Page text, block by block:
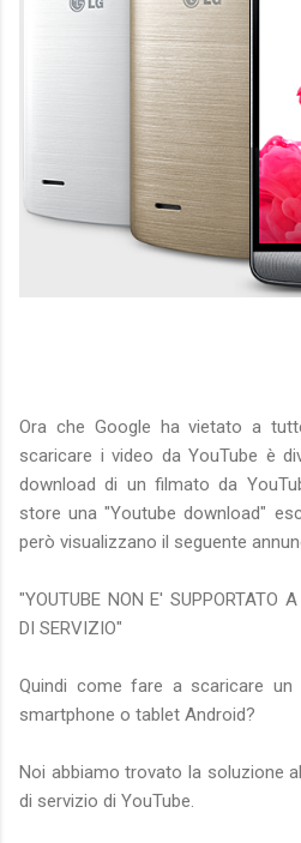
Ora che Google ha vietato a
scaricare i video da YouTube è
download di un filmato da
store una "Youtube download"
però visualizzano il seguente
"YOUTUBE NON E' SUPPORTATO
DI SERVIZIO"
Quindi come fare a scaricare un
smartphone o tablet Android?
Noi abbiamo trovato la soluzione
di servizio di YouTube.